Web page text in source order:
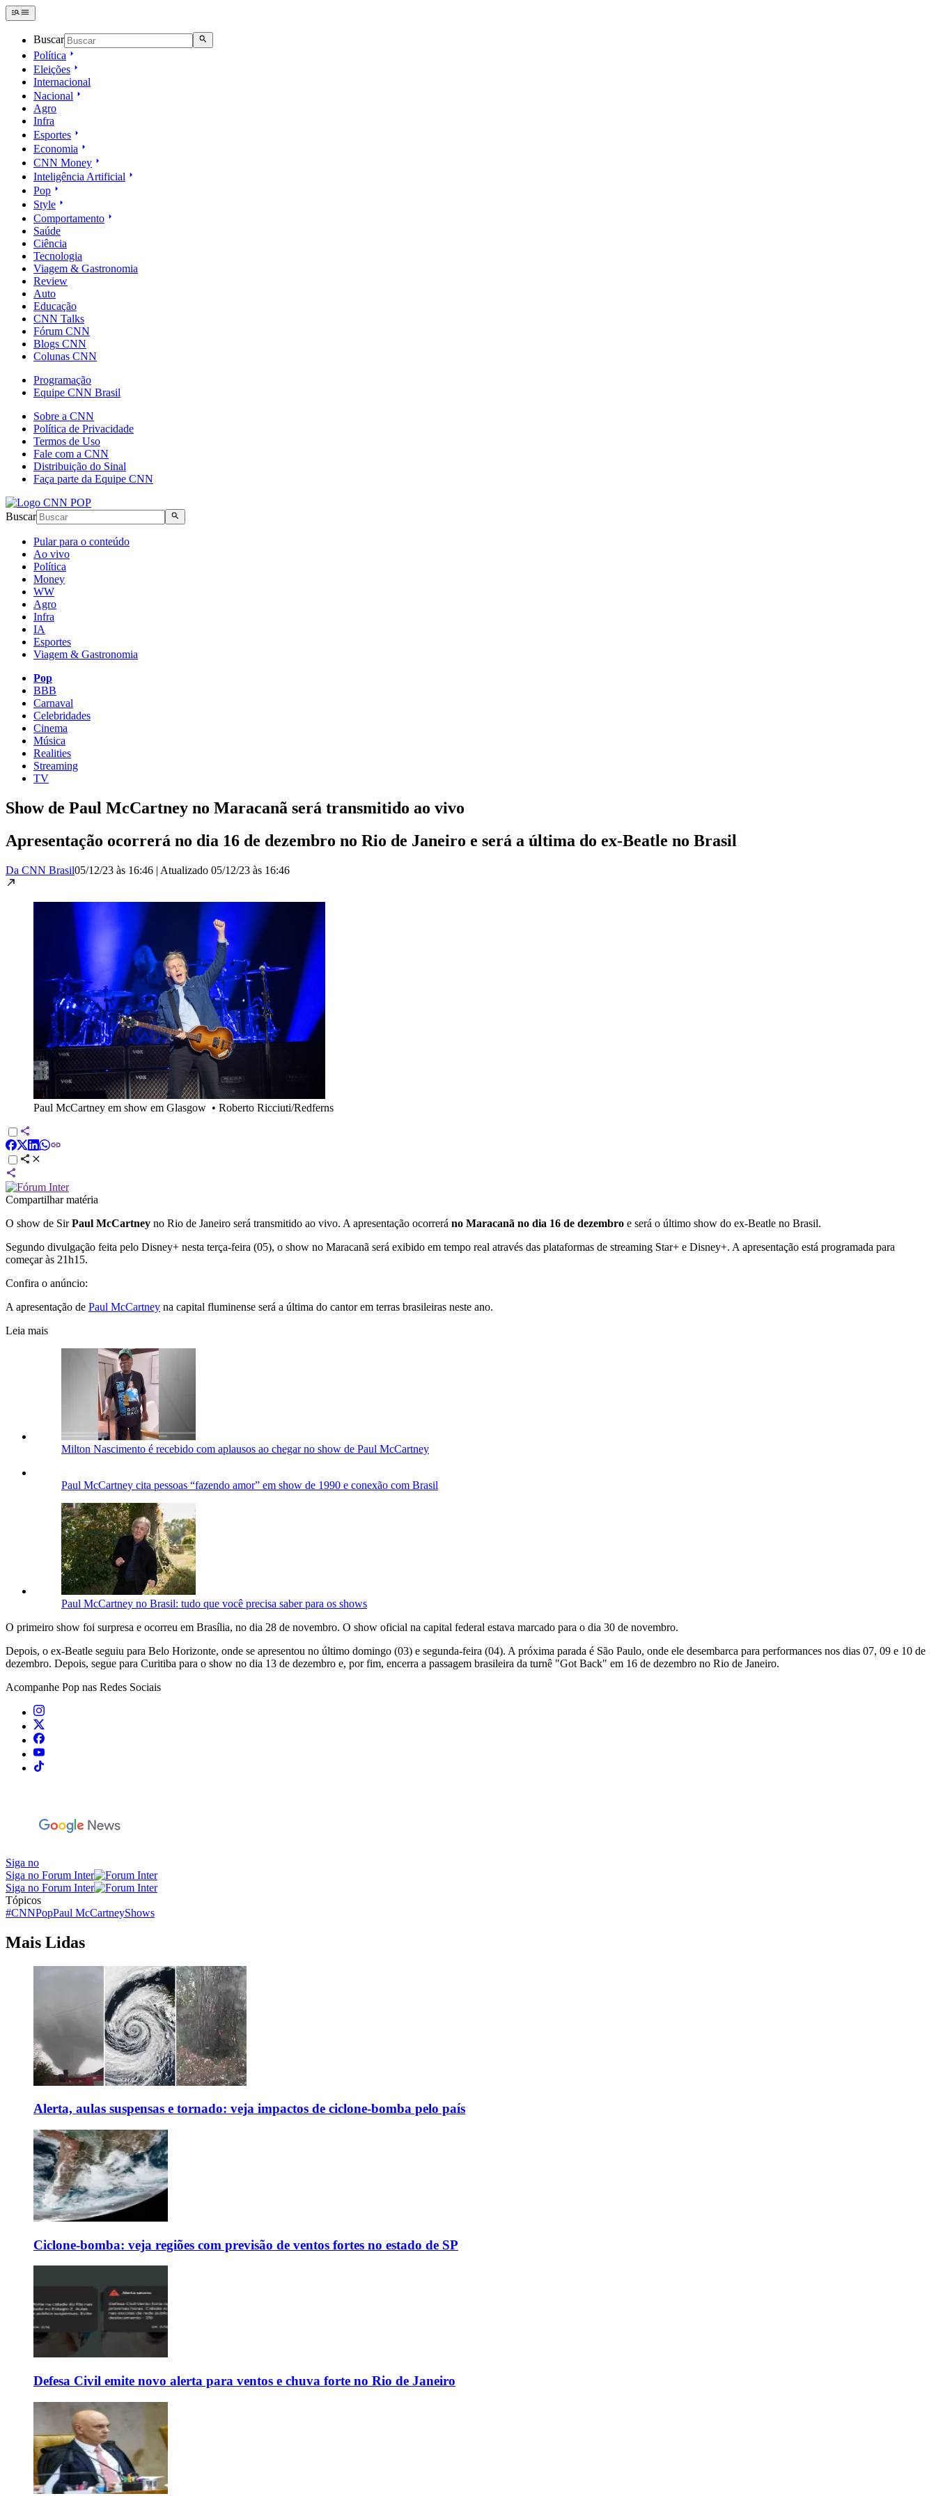
Buscar
Política
Eleições
Internacional
Nacional
Agro
Infra
Esportes
Economia
CNN Money
Inteligência Artificial
Pop
Style
Comportamento
Saúde
Ciência
Tecnologia
Viagem & Gastronomia
Review
Auto
Educação
CNN Talks
Fórum CNN
Blogs CNN
Colunas CNN
Programação
Equipe CNN Brasil
Sobre a CNN
Política de Privacidade
Termos de Uso
Fale com a CNN
Distribuição do Sinal
Faça parte da Equipe CNN
Buscar
Pular para o conteúdo
Ao vivo
Política
Money
WW
Agro
Infra
IA
Esportes
Viagem & Gastronomia
Pop
BBB
Carnaval
Celebridades
Cinema
Música
Realities
Streaming
TV
Show de Paul McCartney no Maracanã será transmitido ao vivo
Apresentação ocorrerá no dia 16 de dezembro no Rio de Janeiro e será a última do ex-Beatle no Brasil
Da CNN Brasil05/12/23 às 16:46 | Atualizado 05/12/23 às 16:46
Paul McCartney em show em Glasgow • Roberto Ricciuti/Redferns
Compartilhar matéria
O show de SirPaul McCartney no Rio de Janeiro será transmitido ao vivo. A apresentação ocorrerá no Maracanã no dia 16 de dezembro e será o último show do ex-Beatle no Brasil.
Segundo divulgação feita pelo Disney+ nesta terça-feira (05), o show no Maracanã será exibido em tempo real através das plataformas de streaming Star+ e Disney+. A apresentação está programada para
começar às 21h15.
Confira o anúncio:
A apresentação de Paul McCartney na capital fluminense será a última do cantor em terras brasileiras neste ano.
Leia mais
Milton Nascimento é recebido com aplausos ao chegar no show de Paul McCartney
Paul McCartney cita pessoas “fazendo amor” em show de 1990 e conexão com Brasil
Paul McCartney no Brasil: tudo que você precisa saber para os shows
O primeiro show foi surpresa e ocorreu em Brasília, no dia 28 de novembro. O show oficial na capital federal estava marcado para o dia 30 de novembro.
Depois, o ex-Beatle seguiu para Belo Horizonte, onde se apresentou no último domingo (03) e segunda-feira (04). A próxima parada é São Paulo, onde ele desembarca para performances nos dias 07, 09 e 10 de
dezembro. Depois, segue para Curitiba para o show no dia 13 de dezembro e, por fim, encerra a passagem brasileira da turnê "Got Back" em 16 de dezembro no Rio de Janeiro.
Acompanhe Pop nas Redes Sociais
Siga no
Siga no Forum Inter
Siga no Forum Inter
Tópicos
#CNNPopPaul McCartneyShows
Mais Lidas
Alerta, aulas suspensas e tornado: veja impactos de ciclone-bomba pelo país
Ciclone-bomba: veja regiões com previsão de ventos fortes no estado de SP
Defesa Civil emite novo alerta para ventos e chuva forte no Rio de Janeiro